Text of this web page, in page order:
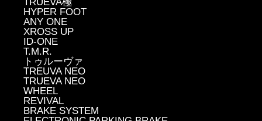
HYPER FOOT
ANY ONE
XROSS UP
ID-ONE
T.M.R.
トゥルーヴァ
TREUVA NEO
TRUEVA NEO
WHEEL
REVIVAL
BRAKE SYSTEM